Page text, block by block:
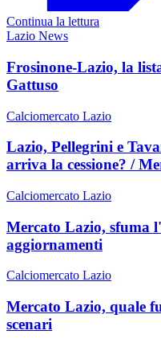
Continua la lettura
Lazio News
Frosinone-Lazio, la
Gattuso
Calciomercato Lazio
Lazio, Pellegrini e
arriva la cessione? /
Calciomercato Lazio
Mercato Lazio, sfuma
aggiornamenti
Calciomercato Lazio
Mercato Lazio, quale
scenari